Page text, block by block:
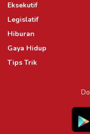
Eksekutif
Legislatif
Hiburan
Gaya Hidup
Tips Trik